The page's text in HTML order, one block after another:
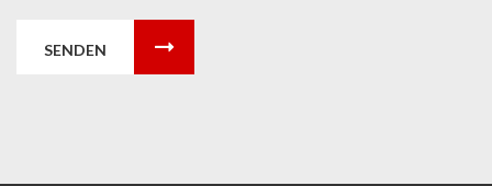
SENDEN